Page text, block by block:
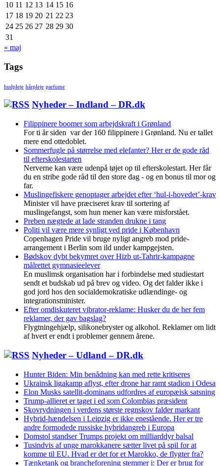
10 11 12 13 14 15 16
17 18 19 20 21 22 23
24 25 26 27 28 29 30
31
« maj
Tags
hudpleje hårpleje parfume
Nyheder – Indland – DR.dk
Filippinere boomer som arbejdskraft i Grønland
For ti år siden var der 160 filippinere i Grønland. Nu er tallet
mere end ottedoblet.
Sommerfugle på størrelse med elefanter? Her er de gode råd
til efterskolestarten
Nerverne kan være udenpå tøjet op til efterskolestart. Her får
du en stribe gode råd til den store dag - og en bonus til mor og
far.
Muslingefiskere genoptager arbejdet efter ‘hul-i-hovedet’-krav
Minister vil have præciseret krav til sortering af
muslingefangst, som hun mener kan være misforstået.
Preben nægtede at lade stranden drukne i tang
Politi vil være mere synligt ved pride i København
Copenhagen Pride vil bruge nyligt angreb mod pride-
arrangement i Berlin som ild under kampgejsten.
Bødskov dybt bekymret over Hizb ut-Tahrir-kampagne
målrettet gymnasieelever
En muslimsk organisation har i forbindelse med studiestart
sendt et budskab ud på brev og video. Og det falder ikke i
god jord hos den socialdemokratiske udlændinge- og
integrationsminister.
Efter omdiskuteret vibrator-reklame: Husker du de her fem
reklamer, der gav bagslag?
Flygtningehjælp, silikonebryster og alkohol. Reklamer om lidt
af hvert er endt i problemer gennem årene.
Nyheder – Udland – DR.dk
Hunter Biden: Min benådning kan med rette kritiseres
Ukrainsk ligakamp aflyst, efter drone har ramt stadion i Odesa
Elon Musks satellit-dominans udfordres af europæisk satsning
Trump-allieret er taget i ed som Colombias præsident
Skovrydningen i verdens største regnskov falder markant
Hybrid-hændelsen i Leipzig er ikke enestående. Her er tre
andre formodede russiske hybridangreb i Europa
Domstol standser Trumps projekt om milliarddyr balsal
Tusindvis af unge marokkanere sætter livet på spil for at
komme til EU. Hvad er det for et Marokko, de flygter fra?
Tænketank og brancheforening stemmer i: Der er brug for